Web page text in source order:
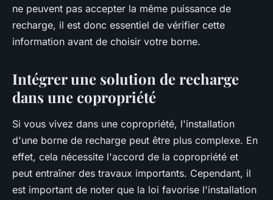
ne peuvent pas accepter la même puissance de
recharge, il est donc essentiel de vérifier cette
information avant de choisir votre borne.
Intégrer une solution de recharge
dans une copropriété
Si vous vivez dans une copropriété, l'installation
d'une borne de recharge peut être plus complexe. En
effet, cela nécessite l'accord de la copropriété et
peut entraîner des travaux importants. Cependant, il
est important de noter que la loi favorise l'installation